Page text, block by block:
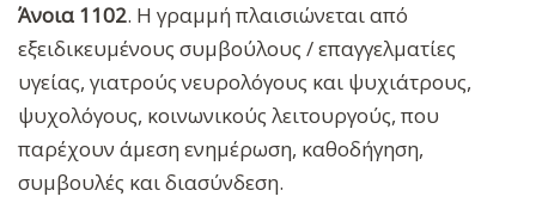
Άνοια 1102. Η γραμμή πλαισιώνεται από
εξειδικευμένους συμβούλους / επαγγελματίες
υγείας, γιατρούς νευρολόγους και ψυχιάτρους,
ψυχολόγους, κοινωνικούς λειτουργούς, που
παρέχουν άμεση ενημέρωση, καθοδήγηση,
συμβουλές και διασύνδεση.